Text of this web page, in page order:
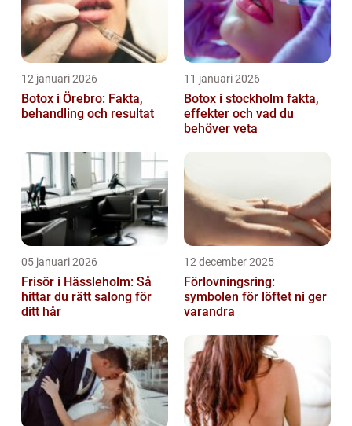
12 januari 2026
Botox i Örebro: Fakta,
behandling och resultat
11 januari 2026
Botox i stockholm fakta,
effekter och vad du
behöver veta
05 januari 2026
Frisör i Hässleholm: Så
hittar du rätt salong för
ditt hår
12 december 2025
Förlovningsring:
symbolen för löftet ni ger
varandra